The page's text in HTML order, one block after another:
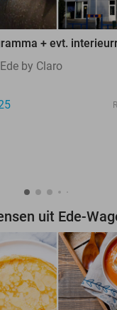
+ evt.
by Claro
uit Ede-